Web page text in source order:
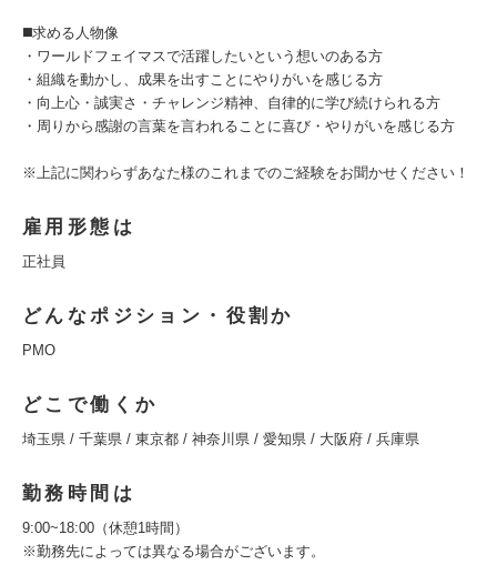
◼️求める人物像
・ワールドフェイマスで活躍したいという想いのある方
・組織を動かし、成果を出すことにやりがいを感じる方
・向上心・誠実さ・チャレンジ精神、自律的に学び続けられる方
・周りから感謝の言葉を言われることに喜び・やりがいを感じる方
※上記に関わらずあなた様のこれまでのご経験をお聞かせください！
雇用形態は
正社員
どんなポジション・役割か
PMO
どこで働くか
埼玉県 / 千葉県 / 東京都 / 神奈川県 / 愛知県 / 大阪府 / 兵庫県
勤務時間は
9:00~18:00（休憩1時間）
※勤務先によっては異なる場合がございます。